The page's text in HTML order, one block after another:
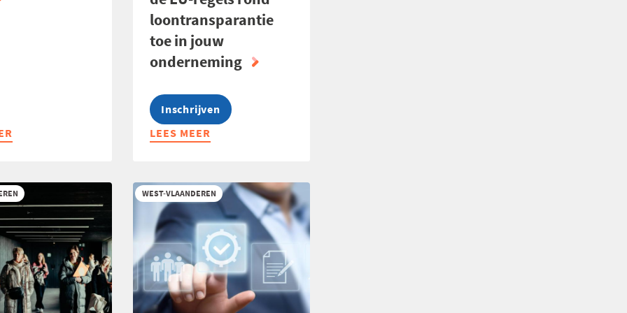
loontransparantie
toe in jouw
onderneming
Inschrijven
LEES MEER
ABOUT
PAS
JE
DE
EU-
REGELS
ROND
LOONTRANSPARANTIE
TOE
WEST-VLAANDEREN